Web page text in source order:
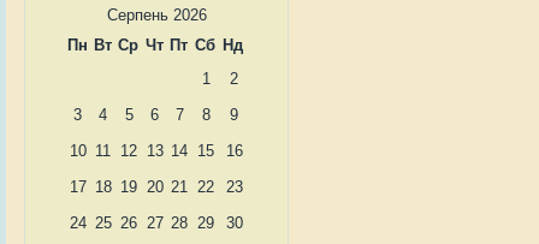
Серпень 2026
Пн Вт Ср Чт Пт Сб Нд
1
2
3
4 5 6 7 8
9
10 11 12 13 14 15
16
17 18 19 20 21 22
23
24 25 26 27 28 29
30